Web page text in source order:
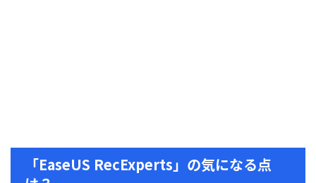
「EaseUS RecExperts」の気になる点